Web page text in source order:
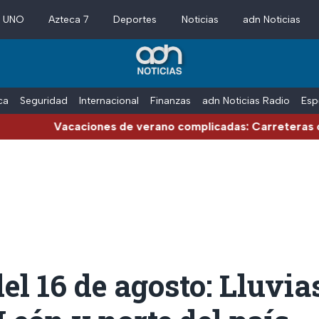
Azteca 7 Deportes Noticias adn Noticias
Seguridad Internacional Finanzas adn Noticias Radio
de verano complicadas: Carreteras cerradas
16 de agosto: